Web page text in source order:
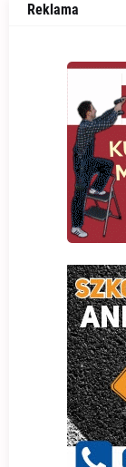
Reklama